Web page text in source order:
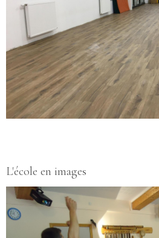
L'école en images